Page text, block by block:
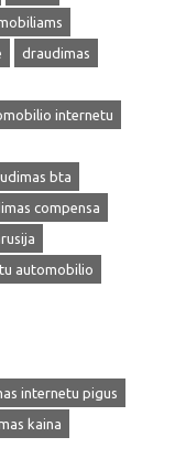
draudimas
internetu
bta
compensa
automobilio
internetu pigus
kaina